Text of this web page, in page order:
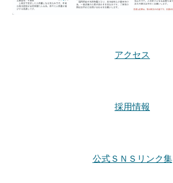
アクセス
採用情報
公式ＳＮＳリンク集